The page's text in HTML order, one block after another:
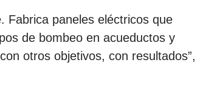
Fabrica paneles eléctricos que
de bombeo en acueductos y
otros objetivos, con resultados”,